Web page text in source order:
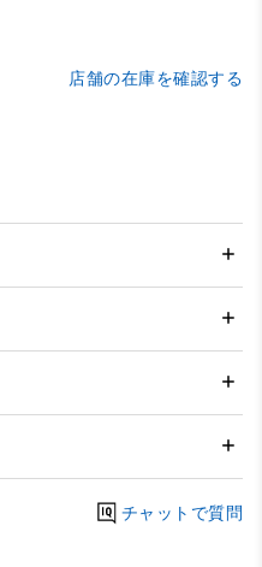
店舗の在庫を確認する
チャットで質問